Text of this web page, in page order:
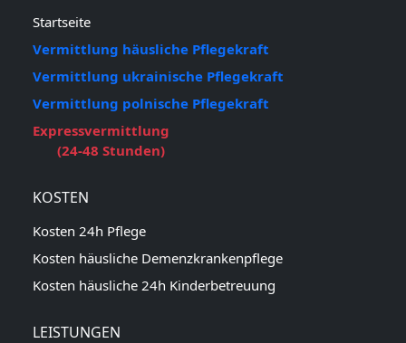
Startseite
Vermittlung häusliche Pflegekraft
Vermittlung ukrainische Pflegekraft
Vermittlung polnische Pflegekraft
Expressvermittlung
(24-48 Stunden)
KOSTEN
Kosten 24h Pflege
Kosten häusliche Demenzkrankenpflege
Kosten häusliche 24h Kinderbetreuung
LEISTUNGEN